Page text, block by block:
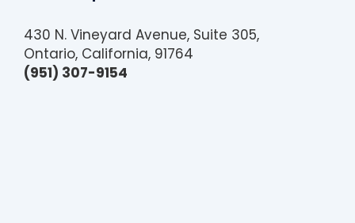
430 N. Vineyard Avenue, Suite 305,
Ontario, California, 91764
(951) 307-9154